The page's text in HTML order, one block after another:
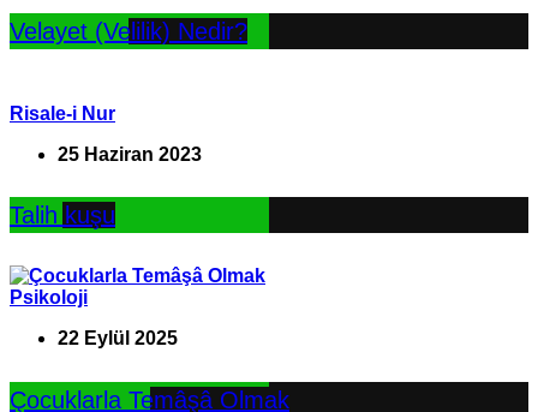
Velayet (Velilik) Nedir?
Risale-i Nur
25 Haziran 2023
Talih kuşu
Psikoloji
22 Eylül 2025
Çocuklarla Temâşâ Olmak